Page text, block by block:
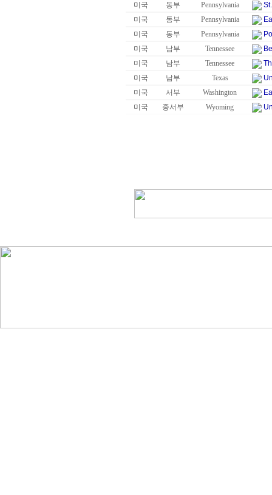
미국
동부 Pennsylvania
미국
동부 Pennsylvania
미국
동부 Pennsylvania
미국
남부 Tennessee
미국
남부 Tennessee
미국
남부 Texas
미국
서부 Washington
미국
중서부 Wyoming